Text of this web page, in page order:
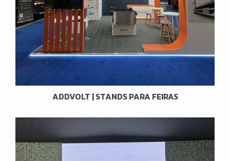
ADDVOLT | STANDS PARA FEIRAS